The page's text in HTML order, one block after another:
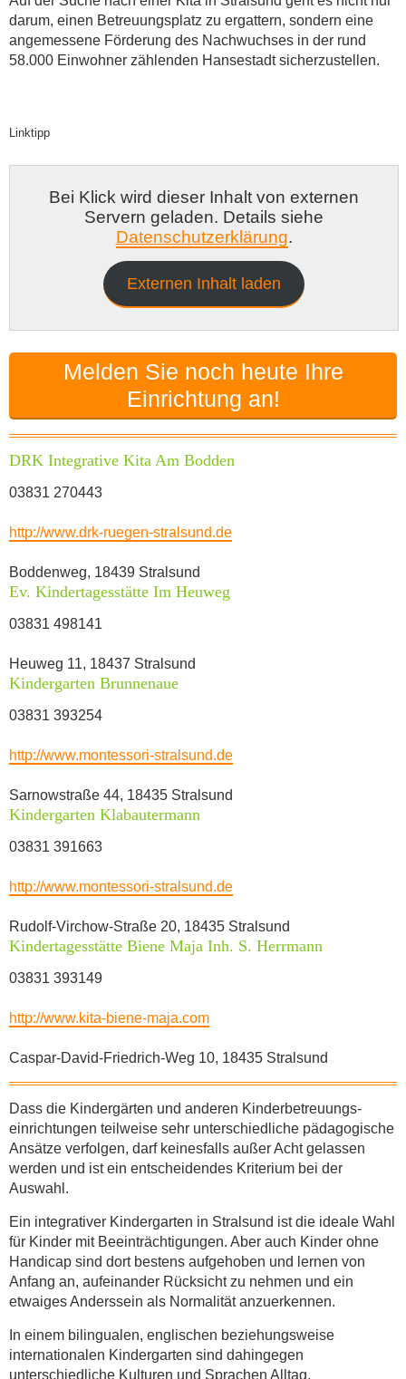
Anmeldung im Kindergarten in Stralsund
Kindergarten-Kosten im Hansestadt Stralsund
Erzieher Jobs in den Kindergärten in Stralsund
Babysitter in Stralsund
Kita-Förderverein in Stralsund
darum, einen Betreuungsplatz zu ergattern, sondern eine
angemessene Förderung des Nachwuchses in der rund
58.000 Einwohner zählenden Hansestadt sicherzustellen.
Linktipp
Bei Klick wird dieser Inhalt von externen
Servern geladen. Details siehe
Datenschutzerklärung.
Externen Inhalt laden
Melden Sie noch heute Ihre
Einrichtung an!
DRK Integrative Kita Am Bodden
03831 270443
http://www.drk-ruegen-stralsund.de
Boddenweg, 18439 Stralsund
Ev. Kindertagesstätte Im Heuweg
03831 498141
Heuweg 11, 18437 Stralsund
Kindergarten Brunnenaue
03831 393254
http://www.montessori-stralsund.de
Sarnowstraße 44, 18435 Stralsund
Kindergarten Klabautermann
03831 391663
http://www.montessori-stralsund.de
Rudolf-Virchow-Straße 20, 18435 Stralsund
Kindertagesstätte Biene Maja Inh. S. Herrmann
03831 393149
http://www.kita-biene-maja.com
Caspar-David-Friedrich-Weg 10, 18435 Stralsund
Dass die Kindergärten und anderen Kinder­betreuungs­
einrichtungen teilweise sehr unterschiedliche pädagogische
Ansätze verfolgen, darf keinesfalls außer Acht gelassen
werden und ist ein entscheidendes Kriterium bei der
Auswahl.
Ein integrativer Kindergarten in Stralsund ist die ideale Wahl
für Kinder mit Beein­träch­tigungen. Aber auch Kinder ohne
Handicap sind dort bestens aufgehoben und lernen von
Anfang an, aufeinander Rücksicht zu nehmen und ein
etwaiges Anderssein als Normalität anzuerkennen.
In einem bilingualen, englischen beziehungsweise
internationalen Kindergarten sind dahingegen
unterschiedliche Kulturen und Sprachen Alltag.